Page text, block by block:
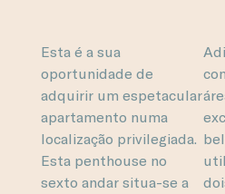
Esta é a sua
oportunidade de
adquirir um espetacular
apartamento numa
localização privilegiada.
Esta penthouse no
sexto andar situa-se a